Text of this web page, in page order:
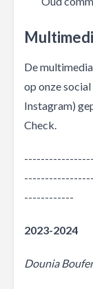
De
op onze
Instagram)
Check.
------------
2023-2024
Dounia